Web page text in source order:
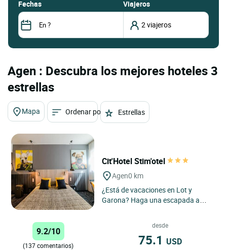
fechas Viajeros
Agen : Descubra los mejores hoteles 3
estrellas
Mapa Ordenar por Estrellas
Cit'Hotel Stim'otel
Agen0 km
¿Está de vacaciones en Lot y
Garona? Haga una escapada a
9.2/10
(137 comentarios)
desde
75.1 USD